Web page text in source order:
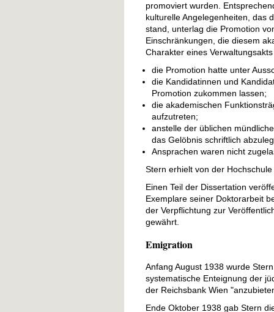
promoviert wurden.
kulturelle Angelegenheiten, das
stand, unterlag die Promotion
Einschränkungen, die diesem
Charakter eines
die Promotion hatte unter
die Kandidatinnen und
Promotion zukommen lassen;
die akademischen
aufzutreten;
anstelle der üblichen
das Gelöbnis schriftlich
Ansprachen waren nicht
Stern erhielt von der
Einen Teil der Dissertation
Exemplare seiner Doktorarbeit
der Verpflichtung zur
gewährt.
Emigration
Anfang August 1938 wurde
systematische Enteignung der
der Reichsbank Wien
Ende Oktober 1938 gab Stern